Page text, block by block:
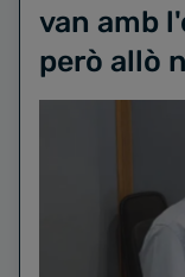
van amb
però allò